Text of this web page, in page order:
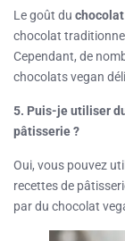
Le goût du
chocolat
Cependant, de
chocolats vegan
5. Puis-je utiliser
pâtisserie ?
Oui, vous pouvez
recettes de
par du chocolat